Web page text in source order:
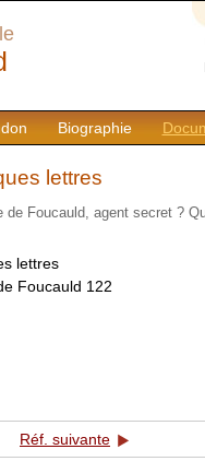
Biographie
lettres
de Foucauld, agent secret ?
lettres
Foucauld 122
Réf. suivante